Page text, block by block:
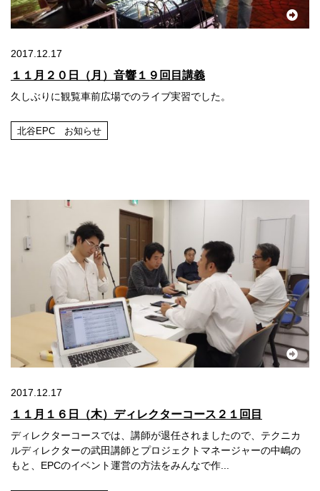
2017.12.17
１１月２０日（月）音響１９回目講義
久しぶりに観覧車前広場でのライブ実習でした。
北谷EPC お知らせ
2017.12.17
１１月１６日（木）ディレクターコース２１回目
ディレクターコースでは、講師が退任されましたので、テクニカ
ルディレクターの武田講師とプロジェクトマネージャーの中嶋の
もと、EPCのイベント運営の方法をみんなで作...